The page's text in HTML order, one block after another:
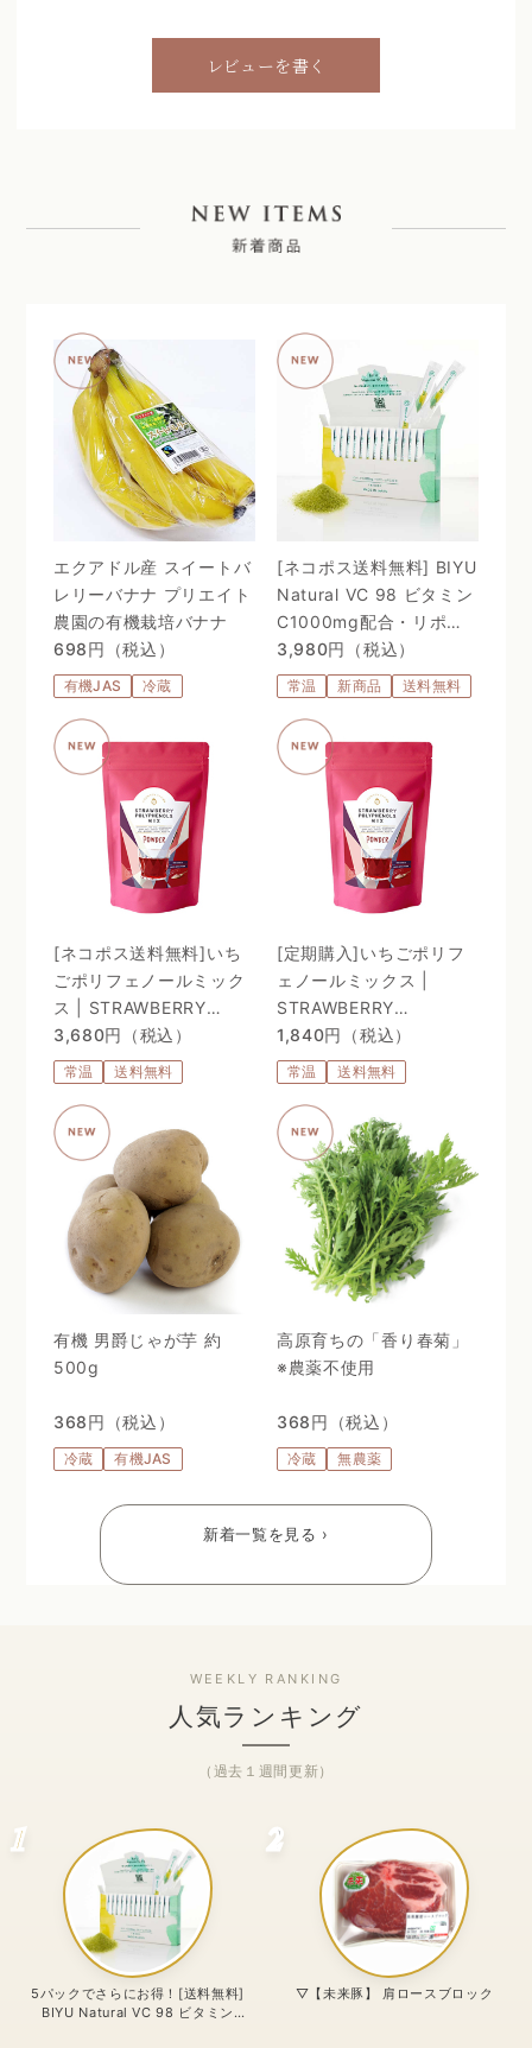
レビューを書く
エクアドル産 スイートバ
レリーバナナ プリエイト
農園の有機栽培バナナ
698円（税込）
有機JAS 冷蔵
[ネコポス送料無料] BIYU
Natural VC 98 ビタミン
C1000mg配合・リポゾ
ームＶＣ配合〜 24時間、
体温を感じるビタミン
C。98%植物由来のリポ
ソーム処方 〜
3,980円（税込）
常温 新商品 送料無料
[ネコポス送料無料]いち
ごポリフェノールミック
ス | STRAWBERRY
POLYPHENOLS MIX
3,680円（税込）
常温 送料無料
[定期購入]いちごポリフ
ェノールミックス |
STRAWBERRY
POLYPHENOLS MIX
1,840円（税込）
常温 送料無料
有機 男爵じゃが芋 約
500g
368円（税込）
冷蔵 有機JAS
高原育ちの「香り春菊」
※農薬不使用
368円（税込）
冷蔵 無農薬
新着一覧を見る ›
人気ランキング
（過去１週間更新）
1
5パックでさらにお得！[送料無料]
BIYU Natural VC 98 ビタミン
2
▽【未来豚】 肩ロースブロック